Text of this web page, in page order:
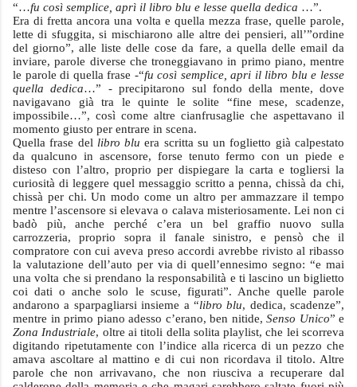
“…fu così semplice, aprì il libro blu e lesse quella dedica …”.
Era di fretta ancora una volta e quella mezza frase, quelle parole,
lette di sfuggita, si mischiarono alle altre dei pensieri, all’”ordine
del giorno”, alle liste delle cose da fare, a quella delle email da
inviare, parole diverse che troneggiavano in primo piano, mentre
le parole di quella frase -“fu così semplice, apri il libro blu e lesse
quella dedica…” - precipitarono sul fondo della mente, dove
navigavano già tra le quinte le solite “fine mese, scadenze,
impossibile…”, così come altre cianfrusaglie che aspettavano il
momento giusto per entrare in scena.
Quella frase del libro blu era scritta su un foglietto già calpestato
da qualcuno in ascensore, forse tenuto fermo con un piede e
disteso con l’altro, proprio per dispiegare la carta e togliersi la
curiosità di leggere quel messaggio scritto a penna, chissà da chi,
chissà per chi. Un modo come un altro per ammazzare il tempo
mentre l’ascensore si elevava o calava misteriosamente. Lei non ci
badò più, anche perché c’era un bel graffio nuovo sulla
carrozzeria, proprio sopra il fanale sinistro, e pensò che il
compratore con cui aveva preso accordi avrebbe rivisto al ribasso
la valutazione dell’auto per via di quell’ennesimo segno: “e mai
una volta che si prendano la responsabilità e ti lascino un biglietto
coi dati o anche solo le scuse, figurati”. Anche quelle parole
andarono a sparpagliarsi insieme a “libro blu, dedica, scadenze”,
mentre in primo piano adesso c’erano, ben nitide, Senso Unico” e
Zona Industriale, oltre ai titoli della solita playlist, che lei scorreva
digitando ripetutamente con l’indice alla ricerca di un pezzo che
amava ascoltare al mattino e di cui non ricordava il titolo. Altre
parole che non arrivavano, che non riusciva a recuperare dal